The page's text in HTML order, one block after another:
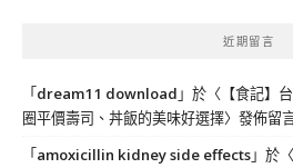
近期留言
「dream11 download 」於〈 【食記】
圈平價壽司、丼飯的美味好選擇〉發佈留
「amoxicillin kidney side effects」於〈